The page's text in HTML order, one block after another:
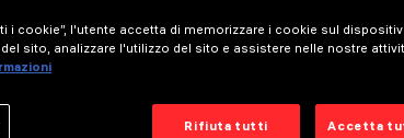
i cookie”, l'utente accetta di memorizzare i cookie sul
sito, analizzare l'utilizzo del sito e assistere nelle nostre
Rifiuta tutti Accetta